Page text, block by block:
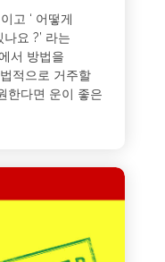
고 ‘ 어떻게
요 ?’ 라는
서 방법을
적으로 거주할
한다면 운이 좋은